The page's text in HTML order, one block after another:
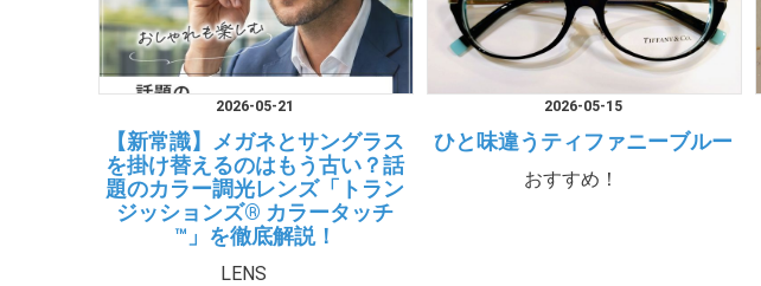
2026-05-21
【新常識】メガネとサングラス
を掛け替えるのはもう古い？話
題のカラー調光レンズ「トラン
ジッションズ® カラータッチ
™」を徹底解説！
LENS
2026-05-15
ひと味違うティファニーブルー
おすすめ！